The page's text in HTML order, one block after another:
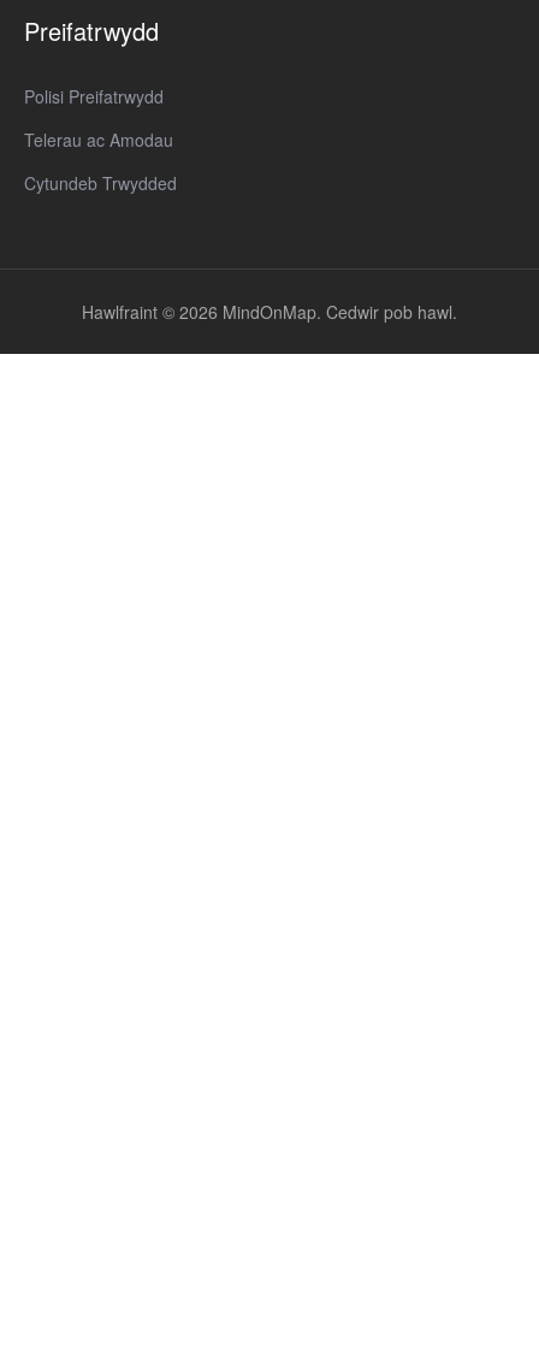
Preifatrwydd
Polisi Preifatrwydd
Telerau ac Amodau
Cytundeb Trwydded
Hawlfraint © 2026 MindOnMap. Cedwir pob hawl.